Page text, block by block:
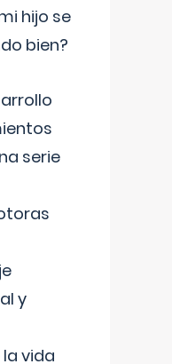
hijo se
bien?
serie
y
vida